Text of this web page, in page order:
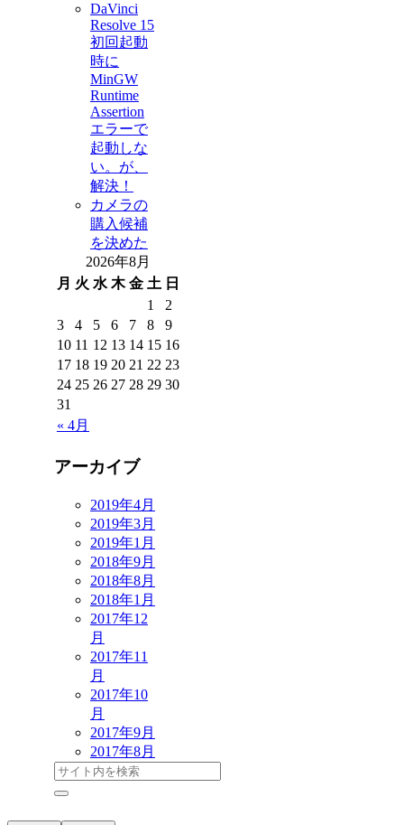
DaVinci
Resolve 15
初回起動
時に
MinGW
Runtime
Assertion
エラーで
起動しな
い。が、
解決！
カメラの
購入候補
を決めた
2026年8月
月 火 水 木 金 土 日
« 4月
1
2
3
4 5 6 7 8
9
10 11 12 13 14 15 16
17 18 19 20 21 22 23
24 25 26 27 28 29 30
31
アーカイブ
2019年4月
2019年3月
2019年1月
2018年9月
2018年8月
2018年1月
2017年12
月
2017年11
月
2017年10
月
2017年9月
2017年8月